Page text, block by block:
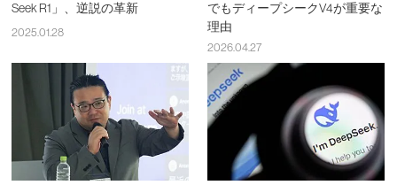
Seek R1」、逆説の革新
2025.01.28
でもディープシークV4が重要な
理由
2026.04.27